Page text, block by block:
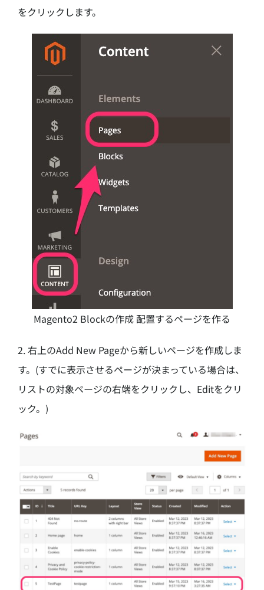
をクリックします。
Magento2 Blockの作成 配置するページを作る
2. 右上のAdd New Pageから新しいページを作成しま
す。(すでに表示させるページが決まっている場合は、
リストの対象ページの右端をクリックし、Editをクリ
ック。)